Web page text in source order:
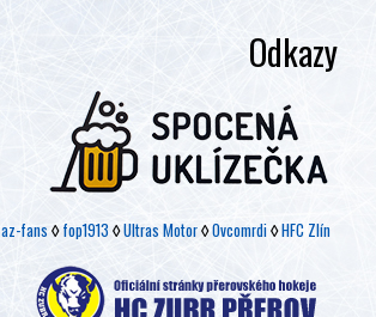
Odkazy
az-fans ◊fop1913 ◊Ultras Motor◊Ovcomrdi◊HFC Zlín